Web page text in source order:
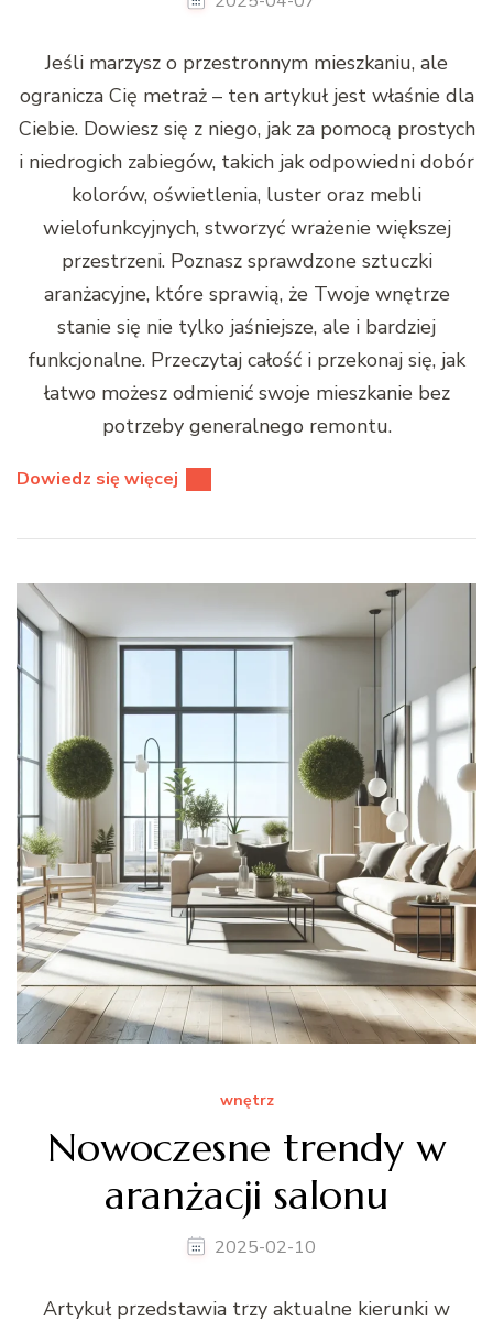
Jeśli marzysz o przestronnym mieszkaniu, ale
ogranicza Cię metraż – ten artykuł jest właśnie dla
Ciebie. Dowiesz się z niego, jak za pomocą prostych
i niedrogich zabiegów, takich jak odpowiedni dobór
kolorów, oświetlenia, luster oraz mebli
wielofunkcyjnych, stworzyć wrażenie większej
przestrzeni. Poznasz sprawdzone sztuczki
aranżacyjne, które sprawią, że Twoje wnętrze
stanie się nie tylko jaśniejsze, ale i bardziej
funkcjonalne. Przeczytaj całość i przekonaj się, jak
łatwo możesz odmienić swoje mieszkanie bez
potrzeby generalnego remontu.
Dowiedz się więcej
wnętrz
Nowoczesne trendy w
aranżacji salonu
2025-02-10
Artykuł przedstawia trzy aktualne kierunki w